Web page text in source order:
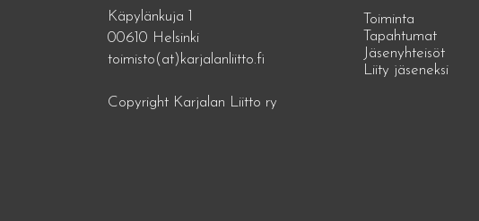
Käpylänkuja 1
00610 Helsinki
toimisto(at)karjalanliitto.fi
Copyright Karjalan Liitto ry
Toiminta
Tapahtumat
Jäsenyhteisöt
Liity jäseneksi